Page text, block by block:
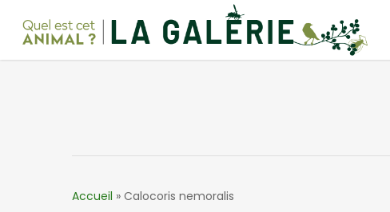
main
Accueil » Calocoris nemoralis